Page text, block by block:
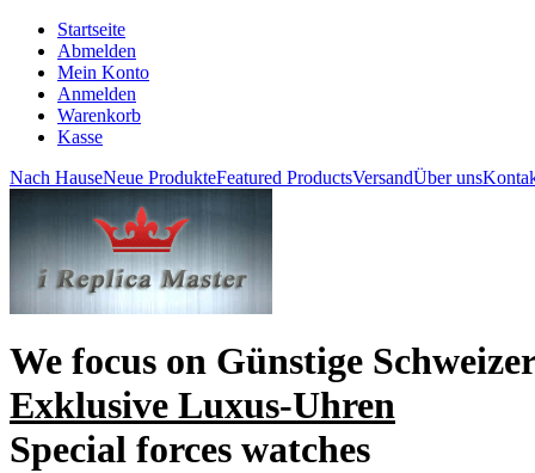
Startseite
Abmelden
Mein Konto
Anmelden
Warenkorb
Kasse
Nach HauseNeue ProdukteFeatured ProductsVersandÜber uns
We focus on Günstige
Exklusive Luxus-Uhren
Special forces watches